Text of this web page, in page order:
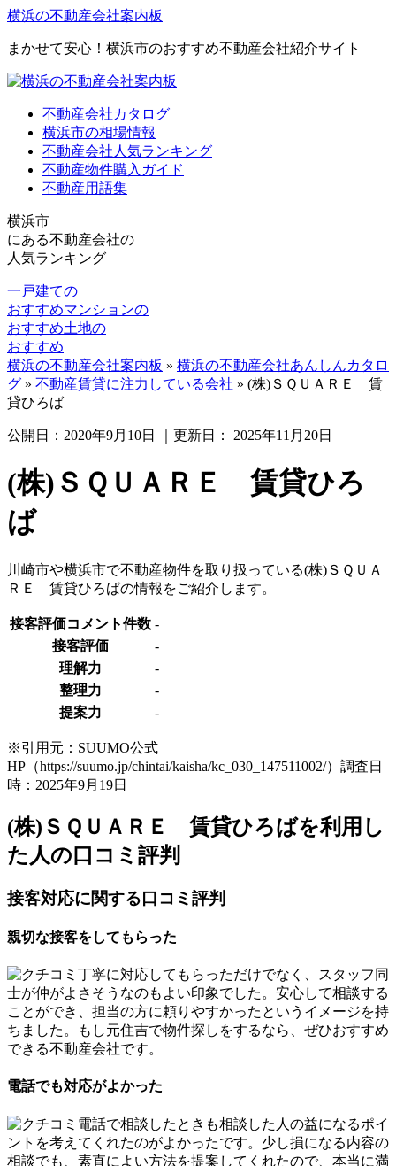
横浜の不動産会社案内板
まかせて安心！横浜市のおすすめ不動産会社紹介サイト
不動産会社カタログ
横浜市の相場情報
不動産会社人気ランキング
不動産物件購入ガイド
不動産用語集
横浜市
にある不動産会社の
人気ランキング
一戸建ての
おすすめマンションの
おすすめ土地の
おすすめ
横浜の不動産会社案内板 » 横浜の不動産会社あんしんカタロ
グ » 不動産賃貸に注力している会社 » (株)ＳＱＵＡＲＥ 賃
貸ひろば
公開日： 2020年9月10日 ｜更新日： 2025年11月20日
(株)ＳＱＵＡＲＥ 賃貸ひろ
ば
川崎市や横浜市で不動産物件を取り扱っている(株)ＳＱＵＡ
ＲＥ 賃貸ひろばの情報をご紹介します。
接客評価コメント件数 -
接客評価
-
理解力
-
整理力
-
提案力
-
※引用元：SUUMO公式
HP（https://suumo.jp/chintai/kaisha/kc_030_147511002/）調査日
時：2025年9月19日
(株)ＳＱＵＡＲＥ 賃貸ひろばを利用し
た人の口コミ評判
接客対応に関する口コミ評判
親切な接客をしてもらった
丁寧に対応してもらっただけでなく、スタッフ同
士が仲がよさそうなのもよい印象でした。安心して相談する
ことができ、担当の方に頼りやすかったというイメージを持
ちました。もし元住吉で物件探しをするなら、ぜひおすすめ
できる不動産会社です。
電話でも対応がよかった
電話で相談したときも相談した人の益になるポイ
ントを考えてくれたのがよかったです。少し損になる内容の
相談でも、素直によい方法を提案してくれたので、本当に満